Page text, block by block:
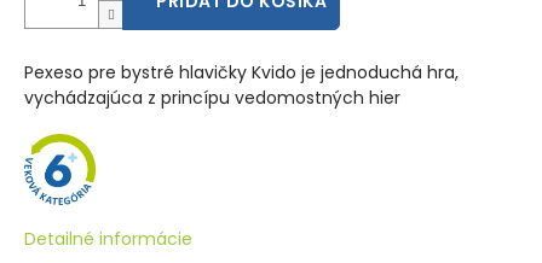
Pexeso pre bystré hlavičky Kvido je jednoduchá hra,
vychádzajúca z princípu vedomostných hier
Detailné informácie